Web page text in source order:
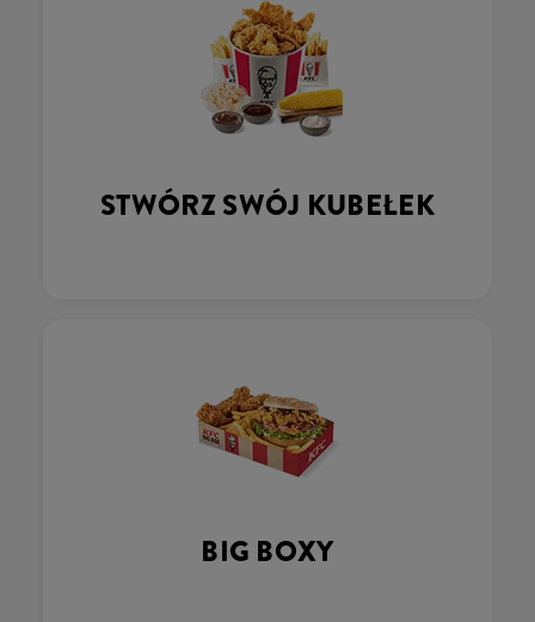
STWÓRZ SWÓJ KUBEŁEK
BIG BOXY